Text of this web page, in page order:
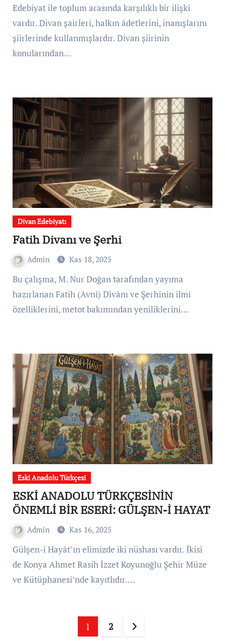
Edebiyat ile toplum arasında karşılıklı bir ilişki
vardır. Divan şairleri, halkın âdetlerini, inanışlarını
şiirlerinde kullanmışlardır. Divan şiirinin
konularından…
Divan Edebiyatı
Fatih Divanı ve Şerhi
Admin Kas 18, 2025
Bu çalışma, M. Nur Doğan tarafından yayıma
hazırlanan Fatih (Avnî) Dîvânı ve Şerhinin ilmî
özelliklerini, metot bakımından yeniliklerini…
Eski Anadolu Türkçesi
ESKİ ANADOLU TÜRKÇESİNİN
ÖNEMLİ BİR ESERİ: GÜLŞEN-İ HAYAT
Admin Kas 16, 2025
Gülşen-i Hayât’ın elimizde iki nüshası vardır. İkisi
de Konya Ahmet Rasih İzzet Koyunoğlu Şehir Müze
ve Kütüphanesi’nde kayıtlıdır.…
1 2